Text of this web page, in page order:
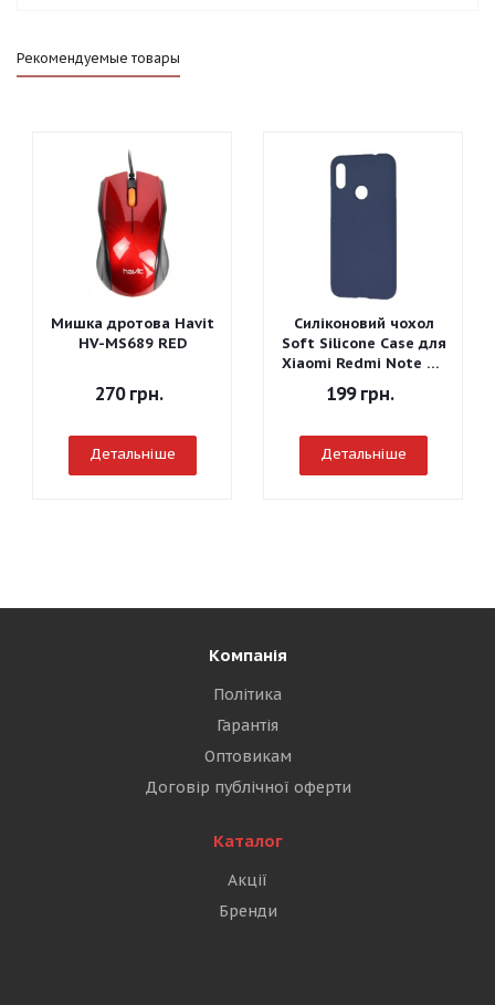
Рекомендуемые товары
Мишка дротова Havit
HV-MS689 RED
270грн.
Детальніше
Силіконовий чохол
Soft Silicone Case для
Xiaomi Redmi Note 7 -
Graphite Gray
199грн.
Детальніше
Компанія
Політика
Гарантія
Оптовикам
Договір публічної оферти
Каталог
Акції
Бренди